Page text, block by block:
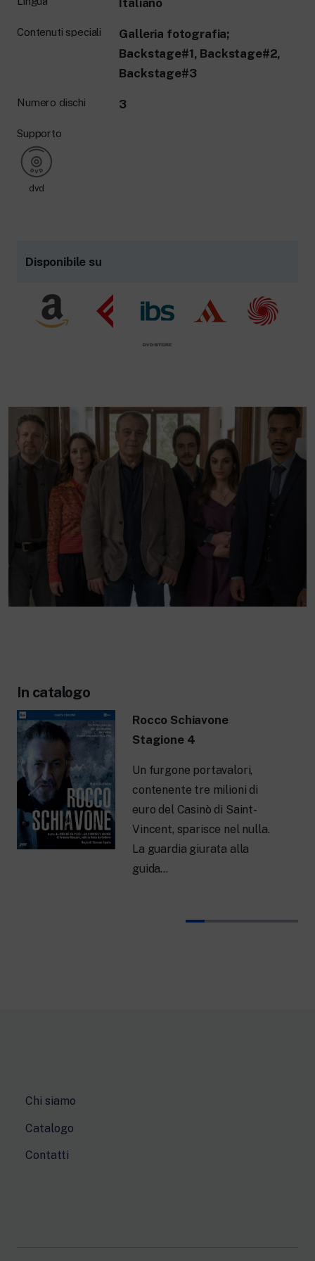
Contenuti speciali
Galleria fotografia;
Backstage#1, Backstage#2,
Backstage#3
Numero dischi 3
Supporto
dvd
Disponibile su
In catalogo
Rocco Schiavone
Stagione 4
Un furgone portavalori,
contenente tre milioni di
euro del Casinò di Saint-
Vincent, sparisce nel nulla.
La guardia giurata alla
guida…
Chi siamo
Catalogo
Contatti